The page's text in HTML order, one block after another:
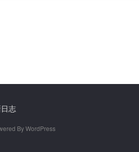
志
By WordPress